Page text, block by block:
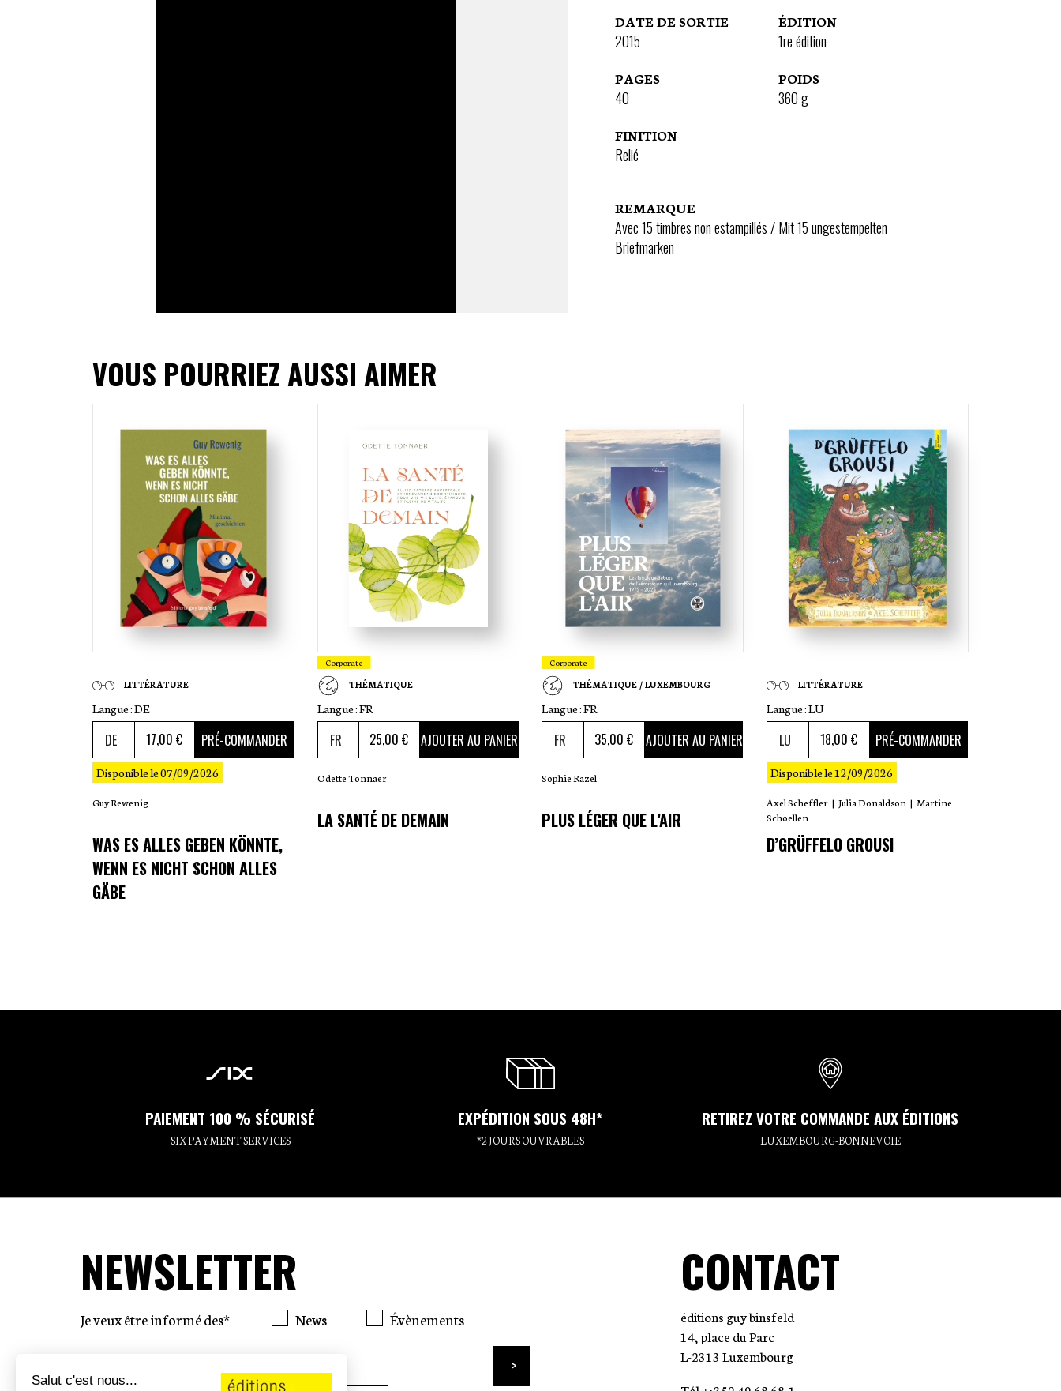
DATE DE SORTIE
2015
ÉDITION
1re édition
PAGES
40
POIDS
360g
FINITION
Relié
REMARQUE
Avec 15 timbres non estampillés / Mit 15 ungestempelten
Briefmarken
VOUS POURRIEZ AUSSI AIMER
LITTÉRATURE
Langue :DE
17,00 € PRÉ-COMMANDER
Disponible le 07/09/2026
Guy Rewenig
WAS ES ALLES GEBEN KÖNNTE,
WENN ES NICHT SCHON ALLES
GÄBE
Corporate
THÉMATIQUE
Langue :FR
25,00 € AJOUTER AU PANIER
Odette Tonnaer
LA SANTÉ DE DEMAIN
Corporate
THÉMATIQUE / LUXEMBOURG
Langue :FR
35,00 € AJOUTER AU PANIER
Sophie Razel
PLUS LÉGER QUE L'AIR
LITTÉRATURE
Langue :LU
18,00 € PRÉ-COMMANDER
Disponible le 12/09/2026
Axel Scheffler | Julia Donaldson | Martine
Schoellen
D’GRÜFFELO GROUSI
PAIEMENT 100 % SÉCURISÉ
SIX PAYMENT SERVICES
EXPÉDITION SOUS 48H*
*2 JOURS OUVRABLES
RETIREZ VOTRE COMMANDE AUX ÉDITIONS
LUXEMBOURG-BONNEVOIE
NEWSLETTER
Je veux être informé des* News Évènements
CONTACT
éditions guy binsfeld
14, place du Parc
L-2313 Luxembourg
Salut c'est nous...